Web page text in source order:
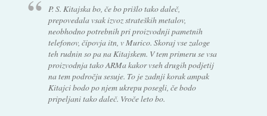
P. S. Kitajska bo, če bo prišlo tako daleč,
prepovedala vsak izvoz strateških metalov,
neobhodno potrebnih pri proizvodnji pametnih
telefonov, čipovja itn, v Murico. Skoraj vse zaloge
teh rudnin so pa na Kitajskem. V tem primeru se vsa
proizvodnja tako ARMa kakor vseh drugih podjetij
na tem področju sesuje. To je zadnji korak ampak
Kitajci bodo po njem ukrepu posegli, če bodo
pripeljani tako daleč. Vroče leto bo.